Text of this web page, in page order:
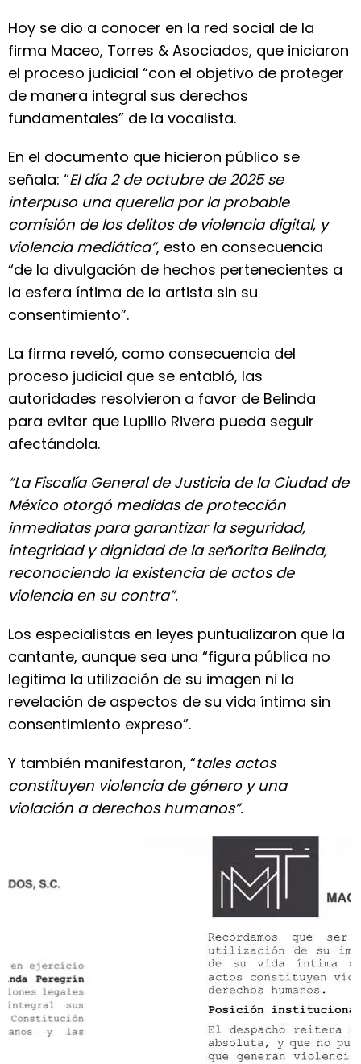
Hoy se dio a conocer en la red social de la
firma Maceo, Torres & Asociados, que iniciaron
el proceso judicial “con el objetivo de proteger
de manera integral sus derechos
fundamentales” de la vocalista.
En el documento que hicieron público se
señala: “El día 2 de octubre de 2025 se
interpuso una querella por la probable
comisión de los delitos de violencia digital, y
violencia mediática”, esto en consecuencia
“de la divulgación de hechos pertenecientes a
la esfera íntima de la artista sin su
consentimiento”.
La firma reveló, como consecuencia del
proceso judicial que se entabló, las
autoridades resolvieron a favor de Belinda
para evitar que Lupillo Rivera pueda seguir
afectándola.
“La Fiscalía General de Justicia de la Ciudad de
México otorgó medidas de protección
inmediatas para garantizar la seguridad,
integridad y dignidad de la señorita Belinda,
reconociendo la existencia de actos de
violencia en su contra”.
Los especialistas en leyes puntualizaron que la
cantante, aunque sea una “figura pública no
legitima la utilización de su imagen ni la
revelación de aspectos de su vida íntima sin
consentimiento expreso”.
Y también manifestaron, “tales actos
constituyen violencia de género y una
violación a derechos humanos”.